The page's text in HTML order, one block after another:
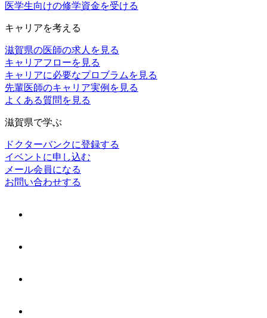
医学生向けの修学資金を受ける
キャリアを考える
滋賀県の医師の求人を見る
キャリアフローを見る
キャリアに必要なプロブラムを見る
先輩医師のキャリア実例を見る
よくある質問を見る
滋賀県で学ぶ
ドクターバンクに登録する
イベントに申し込む
メール会員になる
お問い合わせする